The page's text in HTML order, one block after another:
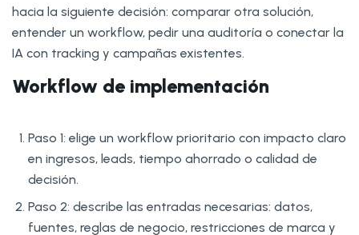
hacia la siguiente decisión: comparar otra solución,
entender un workflow, pedir una auditoría o conectar la
IA con tracking y campañas existentes.
Workflow de implementación
Paso 1: elige un workflow prioritario con impacto claro
en ingresos, leads, tiempo ahorrado o calidad de
decisión.
Paso 2: describe las entradas necesarias: datos,
fuentes, reglas de negocio, restricciones de marca y